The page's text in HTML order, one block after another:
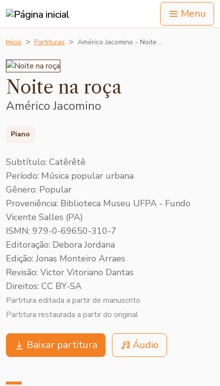
Menu
Início Partituras Américo Jacomino - Noite …
Noite na roça
Américo Jacomino
Piano
Subtítulo: Catêrêtê
Período: Música popular urbana
Gênero: Popular
Proveniência: Biblioteca Museu UFPA - Fundo
Vicente Salles (PA)
ISMN: 979-0-69650-310-7
Editoração: Debora Jordana
Edição: Jonas Monteiro Arraes
Revisão: Victor Vitoriano Dantas
Direitos: CC BY-SA
Partitura editada a partir de manuscrito
Partitura restaurada a partir do original
Baixar partitura Áudio